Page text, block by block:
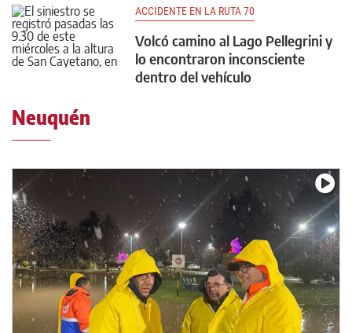
ACCIDENTE EN LA RUTA 70
Volcó camino al Lago Pellegrini y
lo encontraron inconsciente
dentro del vehículo
Neuquén